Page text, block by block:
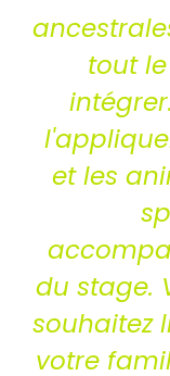
tout
et les
du stage.
souhaitez
votre